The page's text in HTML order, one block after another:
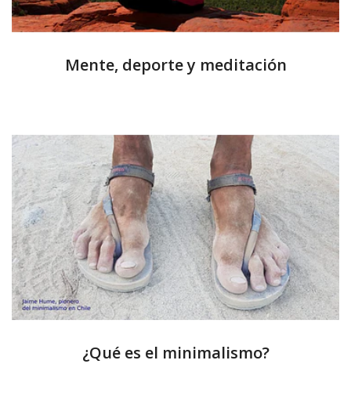
Mente, deporte y meditación
¿Qué es el minimalismo?